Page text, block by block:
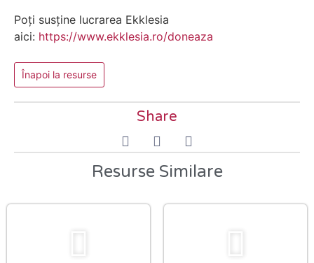
Poți susține lucrarea Ekklesia
aici: https://www.ekklesia.ro/doneaza
Înapoi la resurse
Share
Resurse Similare